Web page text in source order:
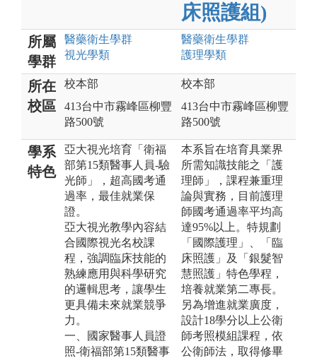
床照護組)
所屬
學群
醫藥衛生學群
視光學類
醫藥衛生學群
護理學類
所在
校區
校本部
413台中市霧峰區柳豐
路500號
校本部
413台中市霧峰區柳豐
路500號
學系
特色
亞大視光培育「衛福
部第15類醫事人員-驗
光師」，超高國考通
過率，最佳就業保
證。
亞大視光教學內容結
合國際視光名校課
程，強調臨床技能的
熟練應用與科學研究
的邏輯思考，讓學生
更具備未來就業競爭
力。
一、國家醫事人員證
照-衛福部第15類醫事
本系旨在培育具業界
所需知識技能之「護
理師」，課程兼重理
論與實務，目前護理
師國考通過率平均高
達95%以上。特規劃
「國際護理」、「臨
床照護」及「銀髮智
慧照護」特色學程，
培養就業第二專長。
另為增進就業廣度，
設計18學分以上公衛
師考照模組課程，依
公衛師法，取得修畢